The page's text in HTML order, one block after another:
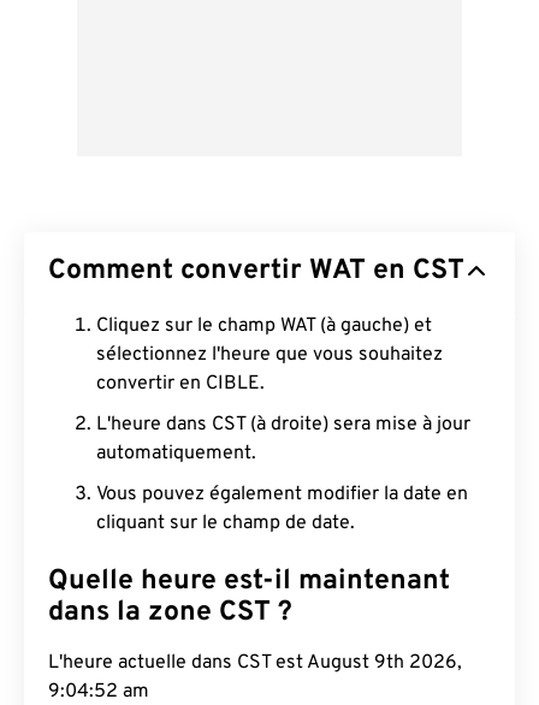
Comment convertir WAT en CST
Cliquez sur le champ WAT (à gauche) et
sélectionnez l'heure que vous souhaitez
convertir en CIBLE.
L'heure dans CST (à droite) sera mise à jour
automatiquement.
Vous pouvez également modifier la date en
cliquant sur le champ de date.
Quelle heure est-il maintenant
dans la zone CST ?
L'heure actuelle dans CST est August 9th 2026,
9:04:53 am